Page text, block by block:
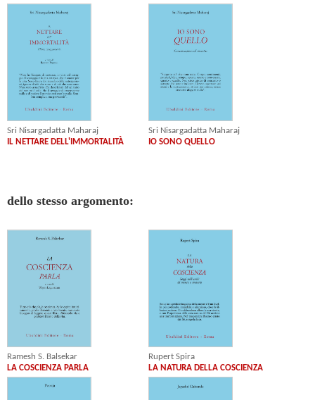
Sri Nisargadatta Maharaj
IL NETTARE DELL'IMMORTALITÀ
Sri Nisargadatta Maharaj
IO SONO QUELLO
dello stesso argomento:
Ramesh S. Balsekar
LA COSCIENZA PARLA
Rupert Spira
LA NATURA DELLA COSCIENZA